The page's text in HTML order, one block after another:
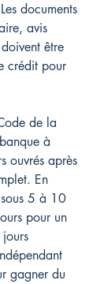
documents
avis
être
crédit pour
de la
à
ouvrés après
En
5 à 10
pour un
gagner du